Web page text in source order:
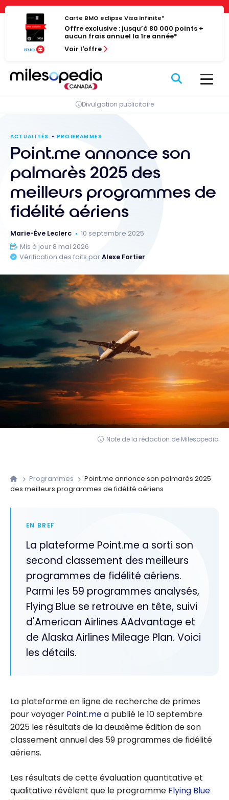
Panneau de gestion des cookies
Passer
contenu
Carte BMO eclipse Visa Infinite*
Offre exclusive : jusqu’à 80 000 points +
aucun frais annuel la 1re année*
Voir l'offre
Divulgation publicitaire
ACTUALITÉS PROGRAMMES
Point.me annonce son
palmarès 2025 des
meilleurs programmes de
fidélité aériens
Marie-Ève Leclerc
10 septembre 2025
Mis à jour 8 mai 2026
Vérification des faits parAlexe Fortier
Note de la rédaction de Milesopedia
Programmes
Point.me annonce son palmarès 2025
des meilleurs programmes de fidélité aériens
EN BREF
La plateforme Point.me a sorti son
second classement des meilleurs
programmes de fidélité aériens.
Parmi les 59 programmes analysés,
Flying Blue se retrouve en tête, suivi
d'American Airlines AAdvantage et
de Alaska Airlines Mileage Plan. Voici
les détails.
La plateforme en ligne de recherche de primes
pour voyager Point.mea publié le 10 septembre
2025 les résultats de la deuxième édition de son
classement annuel des 59 programmes de fidélité
aériens.
Les résultats de cette évaluation quantitative et
qualitative révèlent que le programme Flying Blue